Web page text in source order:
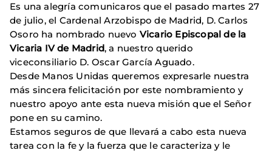
Es una alegría comunicaros que el pasado martes 27
de julio, el Cardenal Arzobispo de Madrid, D. Carlos
Osoro ha nombrado nuevo Vicario Episcopal de la
Vicaria IV de Madrid, a nuestro querido
viceconsiliario D. Oscar García Aguado.
Desde Manos Unidas queremos expresarle nuestra
más sincera felicitación por este nombramiento y
nuestro apoyo ante esta nueva misión que el Señor
pone en su camino.
Estamos seguros de que llevará a cabo esta nueva
tarea con la fe y la fuerza que le caracteriza y le